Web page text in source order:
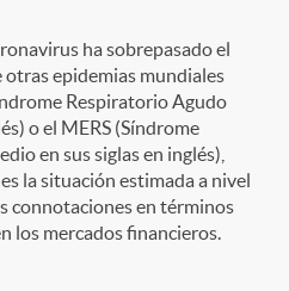
ha sobrepasado el
otras epidemias mundiales
Respiratorio Agudo
o el MERS (Síndrome
en sus siglas en inglés),
la situación estimada a nivel
connotaciones en términos
los mercados financieros.